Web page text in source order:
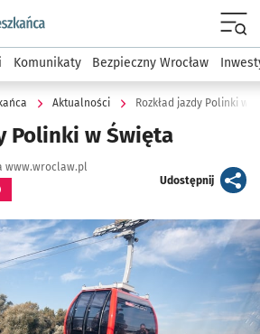
podserwis: Dla mieszkańca
Komunikaty Bezpieczny Wrocław
Aktualności Rozkład jazdy Polinki w
Polinki w Święta
www.wroclaw.pl
Udostępnijartykuł